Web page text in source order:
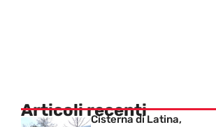
Articoli recenti
Cisterna di Latina,